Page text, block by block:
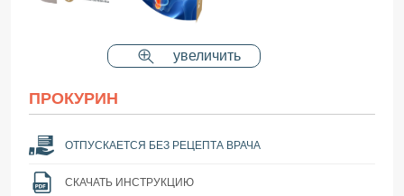
увеличить
ПРОКУРИН
ОТПУСКАЕТСЯ БЕЗ РЕЦЕПТА ВРАЧА
СКАЧАТЬ ИНСТРУКЦИЮ